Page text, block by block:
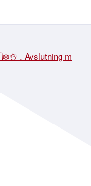
. Avslutning m